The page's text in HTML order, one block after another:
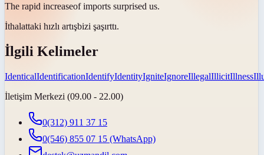
The rapid increaseof imports surprised us.
İthalattaki hızlı artışbizi şaşırttı.
İlgili Kelimeler
IdenticalIdentificationIdentifyIdentityIgniteIgnoreIllegalIllicitIllness
İletişim Merkezi (09.00 - 22.00)
0(312) 911 37 15
0(546) 855 07 15 (WhatsApp)